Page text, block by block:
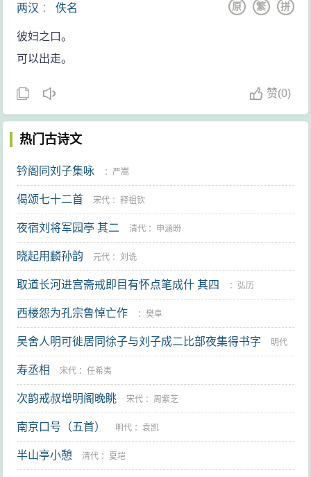
两汉 ：佚名 拼
繁
原
彼妇之口。
可以出走。
赞(0)
热门古诗文
钤阁同刘子集咏 ：严嵩
偈颂七十二首 宋代 ：释祖钦
夜宿刘将军园亭 其二 清代 ： 申涵昐
晓起用麟孙韵 元代 ：刘诜
取道长河进宫斋戒即目有怀点笔成什 其四 ： 弘历
西楼怨为孔宗鲁悼亡作 ：樊阜
吴舍人明可徙居同徐子与刘子成二比部夜集得书字 明代
：谢榛
寿丞相 宋代 ：任希夷
次韵戒叔增明阁晚眺 宋代 ： 周紫芝
南京口号（五首） 明代 ：袁凯
半山亭小憩 清代 ： 夏垲